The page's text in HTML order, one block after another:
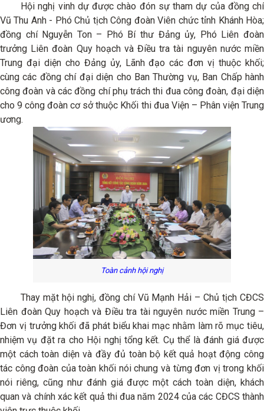
Hội nghị vinh dự được chào đón sự tham dự của đồng chí
Vũ Thu Anh - Phó Chủ tịch Công đoàn Viên chức tỉnh Khánh Hòa;
đồng chí Nguyễn Ton – Phó Bí thư Đảng ủy, Phó Liên đoàn
trưởng Liên đoàn Quy hoạch và Điều tra tài nguyên nước miền
Trung đại diện cho Đảng ủy, Lãnh đạo các đơn vị thuộc khối;
cùng các đồng chí đại diện cho Ban Thường vụ, Ban Chấp hành
công đoàn và các đồng chí phụ trách thi đua công đoàn, đại diện
cho 9 công đoàn cơ sở thuộc Khối thi đua Viện – Phân viện Trung
ương.
Toàn cảnh hội nghị
Thay mặt hội nghị, đồng chí Vũ Mạnh Hải – Chủ tịch CĐCS
Liên đoàn Quy hoạch và Điều tra tài nguyên nước miền Trung –
Đơn vị trưởng khối đã phát biểu khai mạc nhằm làm rõ mục tiêu,
nhiệm vụ đặt ra cho Hội nghị tổng kết. Cụ thể là đánh giá được
một cách toàn diện và đầy đủ toàn bộ kết quả hoạt động công
tác công đoàn của toàn khối nói chung và từng đơn vị trong khối
nói riêng, cũng như đánh giá được một cách toàn diện, khách
quan và chính xác kết quả thi đua năm 2024 của các CĐCS thành